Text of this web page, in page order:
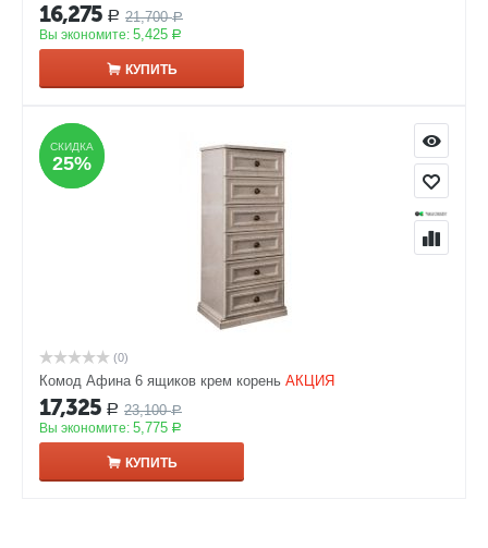
16,275 Р 21,700 Р
Вы экономите: 5,425 Р
КУПИТЬ
СКИДКА
25%
СКИДКА
25%
(0)
Комод Афина 6 ящиков крем корень АКЦИЯ
17,325 Р 23,100 Р
Вы экономите: 5,775 Р
КУПИТЬ